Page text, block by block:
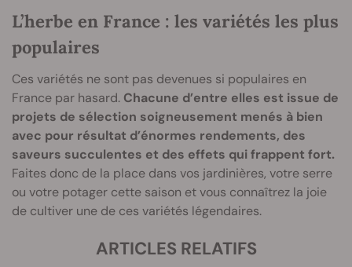
L’herbe en France : les variétés les plus
populaires
Ces variétés ne sont pas devenues si populaires en
France par hasard. Chacune d’entre elles est issue de
projets de sélection soigneusement menés à bien
avec pour résultat d’énormes rendements, des
saveurs succulentes et des effets qui frappent fort.
Faites donc de la place dans vos jardinières, votre serre
ou votre potager cette saison et vous connaîtrez la joie
de cultiver une de ces variétés légendaires.
ARTICLES RELATIFS